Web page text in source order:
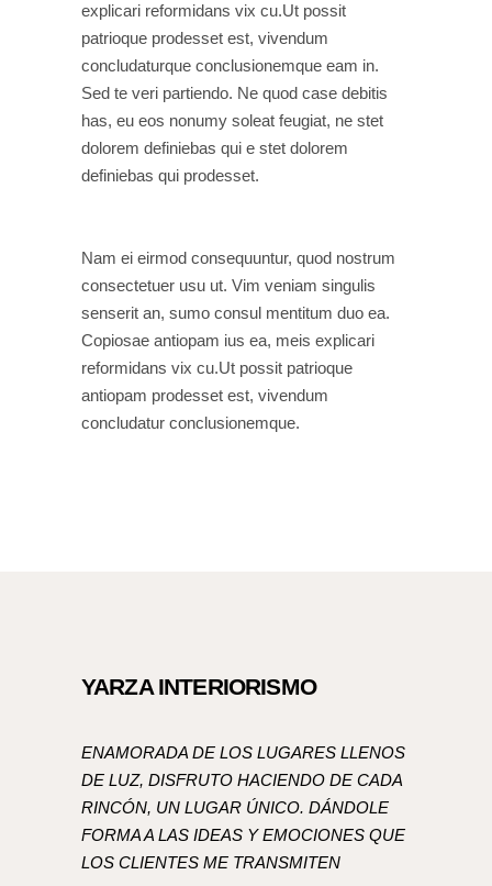
explicari reformidans vix cu.Ut possit
patrioque prodesset est, vivendum
concludaturque conclusionemque eam in.
Sed te veri partiendo. Ne quod case debitis
has, eu eos nonumy soleat feugiat, ne stet
dolorem definiebas qui e stet dolorem
definiebas qui prodesset.
Nam ei eirmod consequuntur, quod nostrum
consectetuer usu ut. Vim veniam singulis
senserit an, sumo consul mentitum duo ea.
Copiosae antiopam ius ea, meis explicari
reformidans vix cu.Ut possit patrioque
antiopam prodesset est, vivendum
concludatur conclusionemque.
YARZA INTERIORISMO
ENAMORADA DE LOS LUGARES LLENOS
DE LUZ, DISFRUTO HACIENDO DE CADA
RINCÓN, UN LUGAR ÚNICO. DÁNDOLE
FORMA A LAS IDEAS Y EMOCIONES QUE
LOS CLIENTES ME TRANSMITEN